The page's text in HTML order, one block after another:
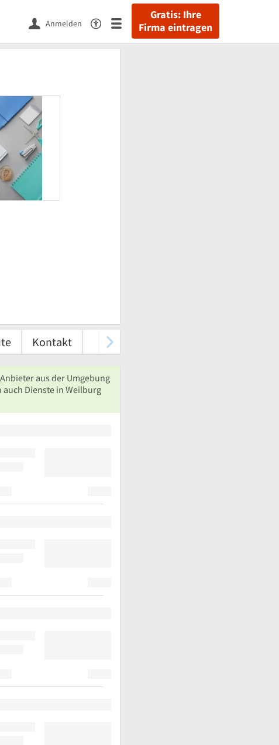
Gratis: Ihre
Firma eintragen
Anmelden
Kontakt
aus der Umgebung
auch Dienste in Weilburg